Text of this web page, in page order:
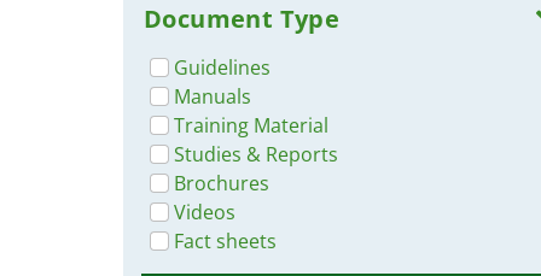
Document Type
Guidelines
Manuals
Training Material
Studies & Reports
Brochures
Videos
Fact sheets